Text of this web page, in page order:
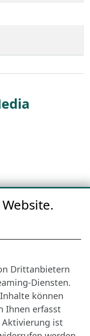
über verbunden:
Filmtage
Drittanbietern
Diensten.
können
Ihnen erfasst
ist